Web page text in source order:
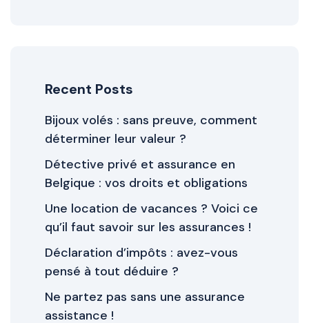
Recent Posts
Bijoux volés : sans preuve, comment
déterminer leur valeur ?
Détective privé et assurance en
Belgique : vos droits et obligations
Une location de vacances ? Voici ce
qu’il faut savoir sur les assurances !
Déclaration d’impôts : avez-vous
pensé à tout déduire ?
Ne partez pas sans une assurance
assistance !